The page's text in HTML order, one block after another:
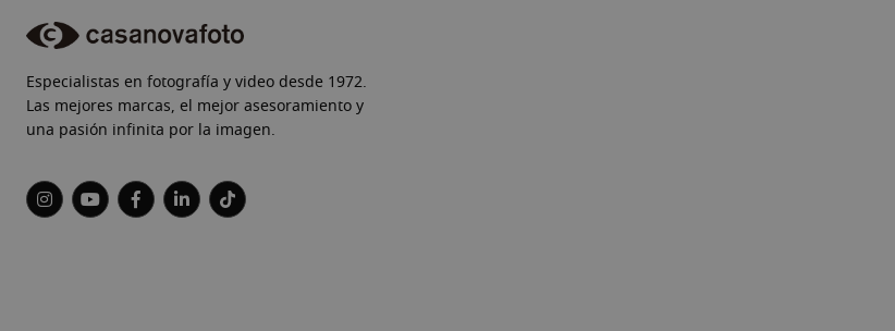
Especialistas en fotografía y video desde 1972.
Las mejores marcas, el mejor asesoramiento y
una pasión infinita por la imagen.